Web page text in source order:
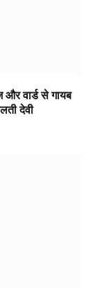
वार्ड से गायब
देवी